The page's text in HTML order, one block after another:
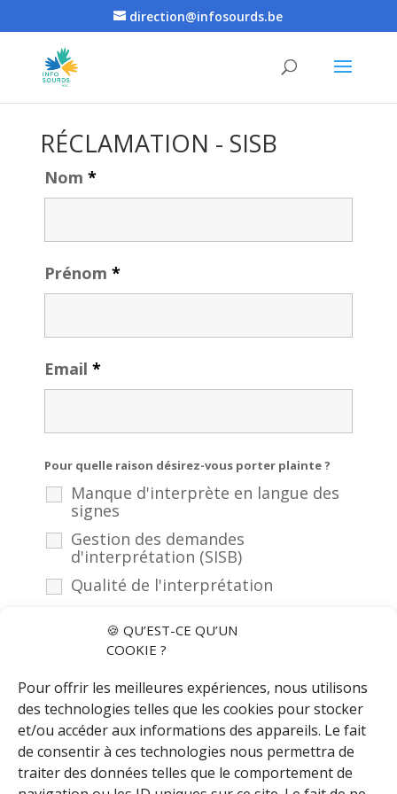
🍪 QU’EST-CE QU’UN
COOKIE ?
Pour offrir les meilleures expériences, nous utilisons
des technologies telles que les cookies pour stocker
et/ou accéder aux informations des appareils. Le fait
de consentir à ces technologies nous permettra de
traiter des données telles que le comportement de
direction@infosourds.be
RÉCLAMATION - SISB
Nom *
Prénom *
Email *
Pour quelle raison désirez-vous porter plainte ?
Manque d'interprète en langue des
signes
Gestion des demandes
d'interprétation (SISB)
Qualité de l'interprétation